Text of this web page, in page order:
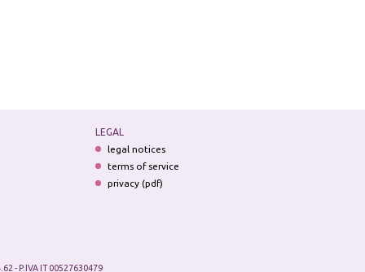
LEGAL
legal notices
terms of service
privacy (pdf)
- P.IVA IT 00527630479